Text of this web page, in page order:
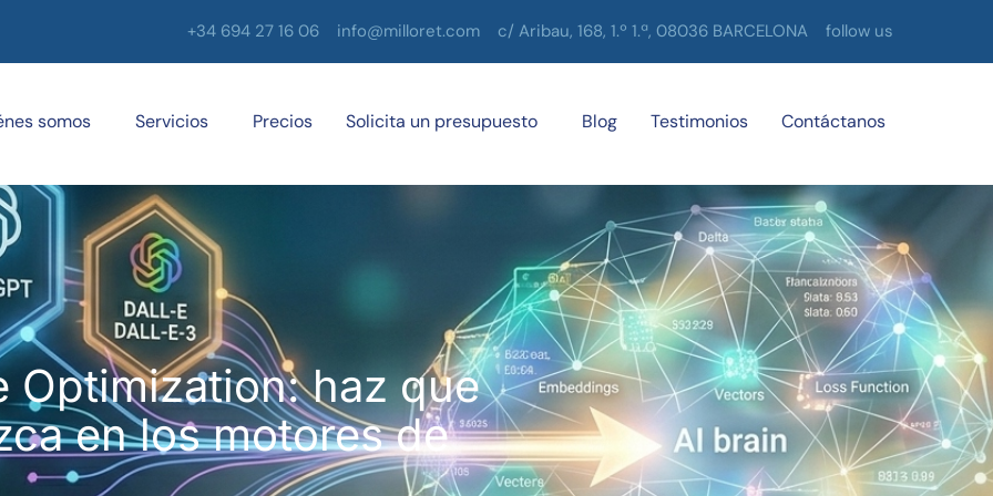
+34 694 27 16 06 info@milloret.com c/ Aribau, 168, 1.º 1.ª, 08036 BARCELONA follow us
somos Servicios Precios Solicita un presupuesto Blog Testimonios Contáctanos
Optimization: haz que
en los motores de